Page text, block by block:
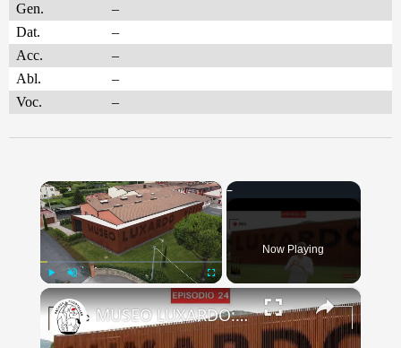
Gen.
–
Dat.
–
Acc.
–
Abl.
–
Voc.
–
×
Fullscreen
Now Playing
×
MUSEO LUXARDO: Un Viaggio nel Tempo e nel Gusto